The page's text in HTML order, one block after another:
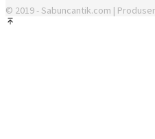
© 2019 - Sabuncantik.com |